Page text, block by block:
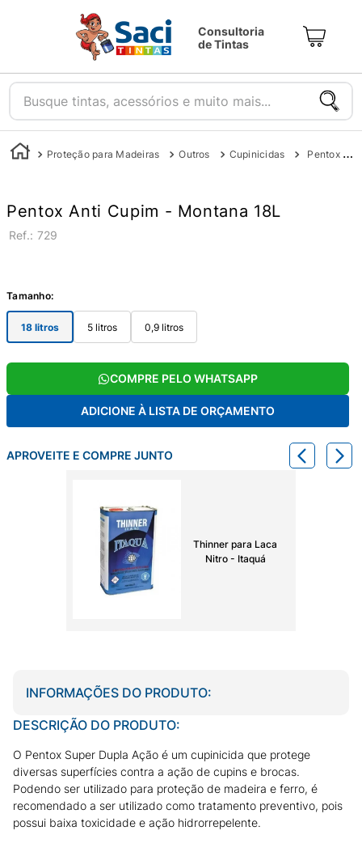
Consultoria
de Tintas
Busque tintas, acessórios e muito mais...
Proteção para Madeiras Outros Cupinicidas Pentox Anti Cupim - Montana
Pentox Anti Cupim - Montana 18L
: 729
Tamanho:
18 litros 5 litros 0,9 litros
COMPRE PELO WHATSAPP
ADICIONE À LISTA DE ORÇAMENTO
APROVEITE E COMPRE JUNTO
Thinner para Laca
Nitro - Itaquá
INFORMAÇÕES DO PRODUTO:
DESCRIÇÃO DO PRODUTO:
O Pentox Super Dupla Ação é um cupinicida que protege
diversas superfícies contra a ação de cupins e brocas.
Podendo ser utilizado para proteção de madeira e ferro, é
recomendado a ser utilizado como tratamento preventivo, pois
possui baixa toxicidade e ação hidrorrepelente.